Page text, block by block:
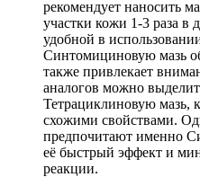
рекомендует наносить
участки кожи 1-3 раза в
удобной в
Синтомициновую мазь
также привлекает
аналогов можно
Тетрациклиновую мазь,
схожими свойствами.
предпочитают именно
её быстрый эффект и
реакции.